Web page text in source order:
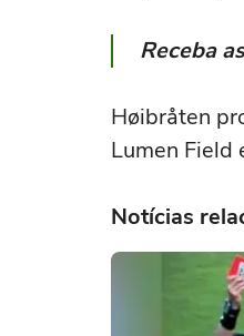
Receba
Høibråten
Lumen Field
Notícias